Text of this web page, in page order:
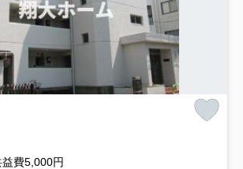
費5,000円